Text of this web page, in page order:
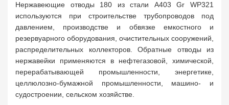
Нержавеющие отводы 180 из стали A403 Gr WP321
используются при строительстве трубопроводов под
давлением, производстве и обвязке емкостного и
резервуарного оборудования, очистительных сооружений,
распределительных коллекторов. Обратные отводы из
нержавейки применяются в нефтегазовой, химической,
перерабатывающей промышленности, энергетике,
целлюлозно-бумажной промышленности, машино- и
судостроении, сельском хозяйстве.